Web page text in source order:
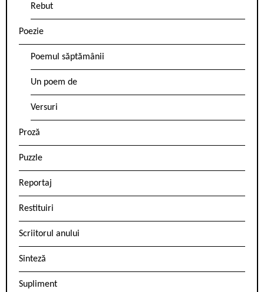
Rebut
Poezie
Poemul săptămânii
Un poem de
Versuri
Proză
Puzzle
Reportaj
Restituiri
Scriitorul anului
Sinteză
Supliment